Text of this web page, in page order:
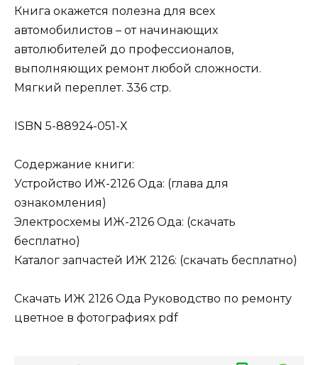
Книга окажется полезна для всех
автомобилистов – от начинающих
автолюбителей до профессионалов,
выполняющих ремонт любой сложности.
Мягкий переплет. 336 стр.
ISBN 5-88924-051-Х
Содержание книги:
Устройство ИЖ-2126 Ода: (глава для
ознакомления)
Электросхемы ИЖ-2126 Ода: (скачать
бесплатно)
Каталог запчастей ИЖ 2126: (скачать бесплатно)
Скачать ИЖ 2126 Ода Руководство по ремонту
цветное в фотографиях pdf